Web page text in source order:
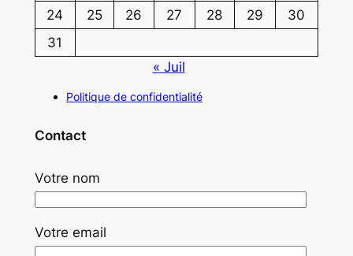
24
25 26 27 28 29
30
31
« Juil
Politique de confidentialité
Contact
Votre nom
Votre email